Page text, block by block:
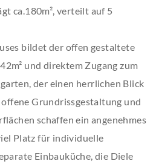
ca.180m², verteilt auf 5
bildet der offen gestaltete
und direktem Zugang zum
der einen herrlichen Blick
Grundrissgestaltung und
schaffen ein angenehmes
Platz für individuelle
Einbauküche, die Diele